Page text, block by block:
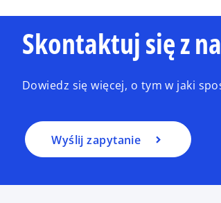
Skontaktuj się z
Dowiedz się więcej, o tym w jaki
Wyślij zapytanie